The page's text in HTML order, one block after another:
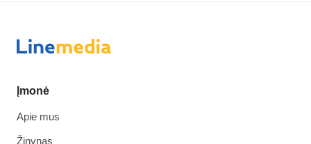
Įmonė
Apie mus
Žinynas